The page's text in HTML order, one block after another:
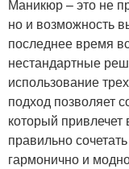
Комбинации
джинсового
Маникюр – это не
но и возможность
последнее время
нестандартные
использование
подход позволяет
который
правильно
гармонично и